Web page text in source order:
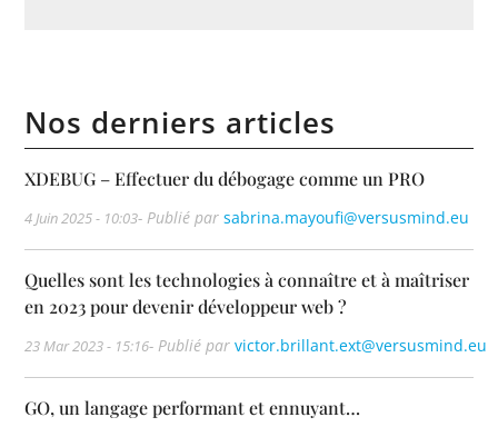
Nos derniers articles
XDEBUG – Effectuer du débogage comme un PRO
4 Juin 2025 - 10:03- Publié parsabrina.mayoufi@versusmind.eu
Quelles sont les technologies à connaître et à maîtriser
en 2023 pour devenir développeur web ?
23 Mar 2023 - 15:16- Publié parvictor.brillant.ext@versusmind.eu
GO, un langage performant et ennuyant…